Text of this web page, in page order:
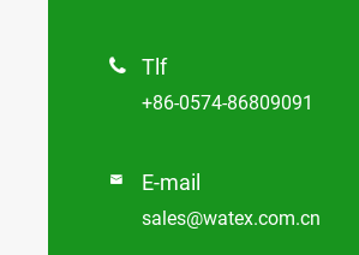
 Tlf
+86-0574-86809091
 E-mail
sales@watex.com.cn